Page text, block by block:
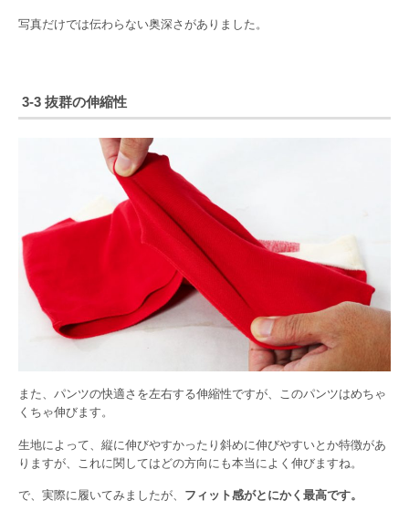
写真だけでは伝わらない奥深さがありました。
3-3 抜群の伸縮性
また、パンツの快適さを左右する伸縮性ですが、このパンツはめちゃ
くちゃ伸びます。
生地によって、縦に伸びやすかったり斜めに伸びやすいとか特徴があ
りますが、これに関してはどの方向にも本当によく伸びますね。
で、実際に履いてみましたが、 フィット感がとにかく最高です。